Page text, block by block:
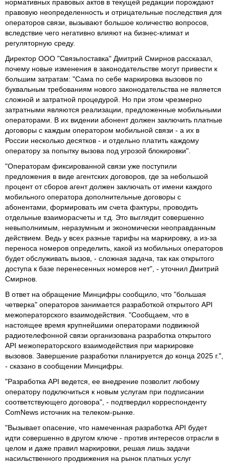
нормативных правовых актов в текущей редакции порождают
правовую неопределенность и отрицательные последствия для
операторов связи, вызывают большое количество вопросов,
вследствие чего негативно влияют на бизнес-климат и
регуляторную среду.
Директор ООО "Связьпоставка" Дмитрий Смирнов рассказал,
почему новые изменения в законодательстве могут привести к
большим затратам: "Сама по себе маркировка вызовов по
буквальным требованиям нового законодательства не является
сложной и затратной процедурой. Но при этом чрезмерно
затратными являются реализации, предложенные мобильными
операторами. В их видении абонент должен заключить платные
договоры с каждым оператором мобильной связи - а их в
России несколько десятков - и отдельно платить каждому
оператору за попытку вызова под угрозой блокировки".
"Операторам фиксированной связи уже поступили
предложения в виде агентских договоров, где за небольшой
процент от сборов агент должен заключать от имени каждого
мобильного оператора дополнительные договоры с
абонентами, формировать им счета фактуры, проводить
отдельные взаиморасчеты и т.д. Это выглядит совершенно
невыполнимым, неразумным и экономически неоправданным
действием. Ведь у всех разные тарифы на маркировку, а из-за
переноса номеров определить, какой из мобильных операторов
будет обслуживать вызов, - сложная задача, так как открытого
доступа к базе перенесенных номеров нет", - уточнил Дмитрий
Смирнов.
В ответ на обращение Минцифры сообщило, что "большая
четверка" операторов занимается разработкой открытого API
межоператорского взаимодействия. "Сообщаем, что в
настоящее время крупнейшими операторами подвижной
радиотелефонной связи организована разработка открытого
API межоператорского взаимодействия при маркировке
вызовов. Завершение разработки планируется до конца 2025 г.",
- сказано в сообщении Минцифры.
"Разработка API ведется, ее внедрение позволит любому
оператору подключиться к новым услугам при подписании
соответствующего договора", - подтвердил корреспонденту
ComNews источник на телеком-рынке.
"Вызывает опасение, что намеченная разработка API будет
идти совершенно в другом ключе - против интересов отрасли в
целом и даже правил маркировки, решая лишь задачи
насильственного продвижения на рынок платных услуг